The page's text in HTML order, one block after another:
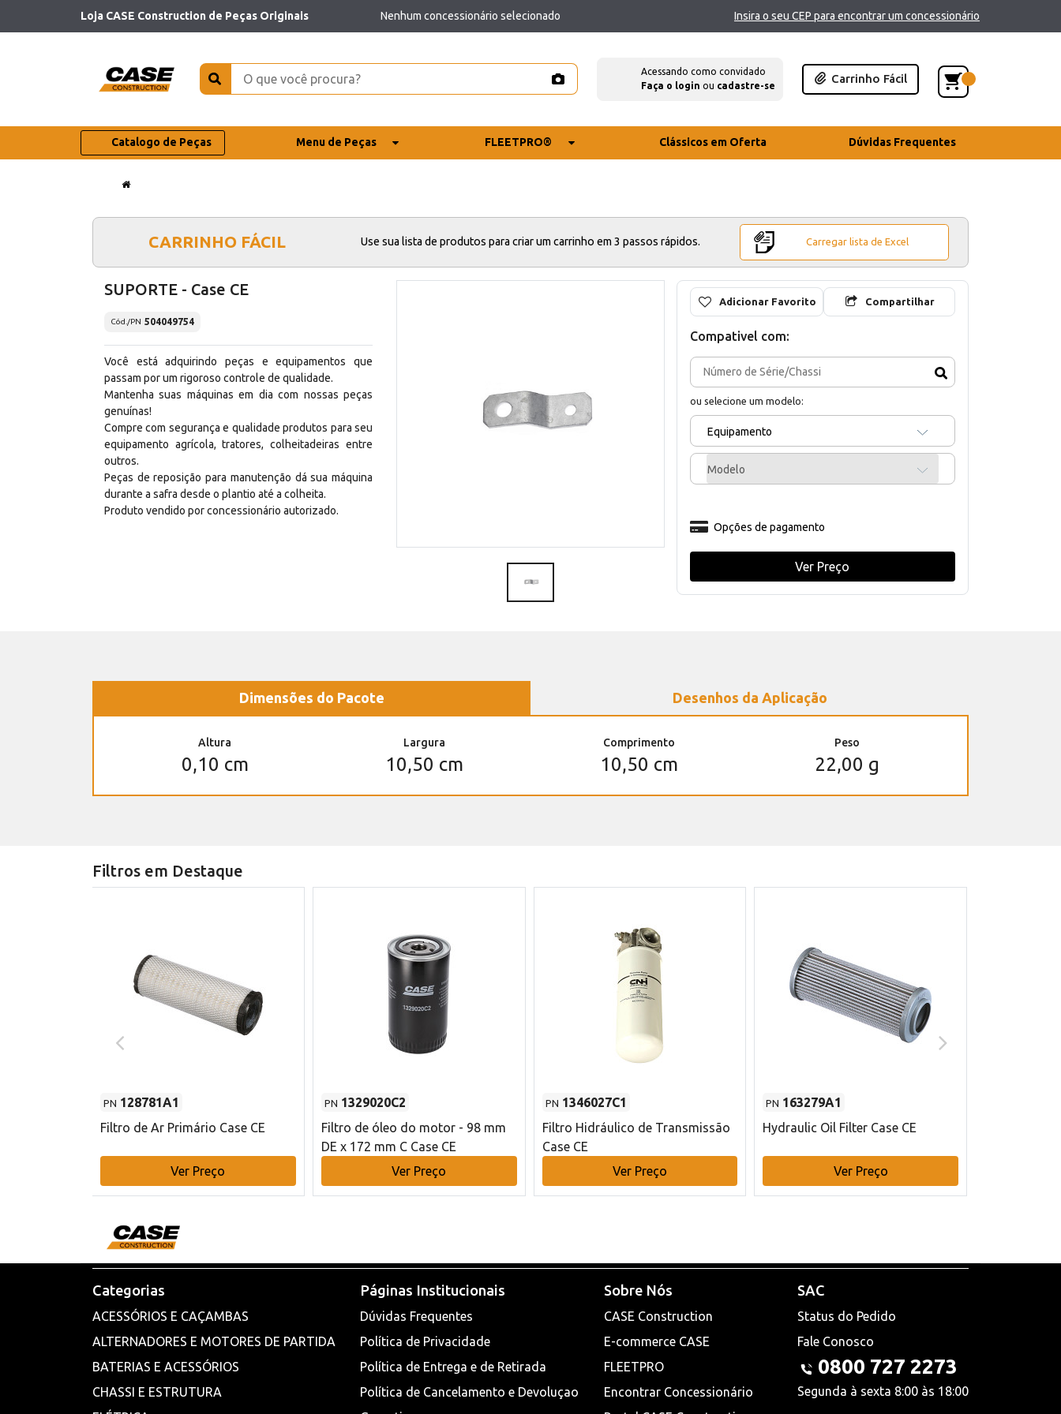
Loja CASE Construction de Peças Originais Nenhum concessionário selecionado Insira o seu CEP para encontrar um concessionário
Acessando como convidado
Faça o login ou cadastre-se
Carrinho Fácil
Catalogo de Peças Menu de Peças FLEETPRO® Clássicos em Oferta Dúvidas Frequentes
CARRINHO FÁCIL Use sua lista de produtos para criar um carrinho em 3 passos rápidos. Carregar lista de Excel
SUPORTE - Case CE
Cód./PN 504049754
Você está adquirindo peças e equipamentos que
passam por um rigoroso controle de qualidade.
Mantenha suas máquinas em dia com nossas peças
genuínas!
Compre com segurança e qualidade produtos para seu
equipamento agrícola, tratores, colheitadeiras entre
outros.
Peças de reposição para manutenção dá sua máquina
durante a safra desde o plantio até a colheita.
Produto vendido por concessionário autorizado.
Adicionar Favorito Compartilhar
Compativel com:
ou selecione um modelo:
Equipamento
Modelo
Opções de pagamento
Ver Preço
Dimensões do Pacote Desenhos da Aplicação
Altura
0,10 cm
Largura
10,50 cm
Comprimento
10,50 cm
Peso
22,00 g
Filtros em Destaque
PN 128781A1
Filtro de Ar Primário Case CE
Ver Preço
PN 1329020C2
Filtro de óleo do motor - 98 mm
DE x 172 mm C Case CE
Ver Preço
PN 1346027C1
Filtro Hidráulico de Transmissão
Case CE
Ver Preço
PN 163279A1
Hydraulic Oil Filter Case CE
Ver Preço
Categorias
ACESSÓRIOS E CAÇAMBAS
ALTERNADORES E MOTORES DE PARTIDA
BATERIAS E ACESSÓRIOS
CHASSI E ESTRUTURA
Páginas Institucionais
Dúvidas Frequentes
Política de Privacidade
Política de Entrega e de Retirada
Política de Cancelamento e Devoluçao
Sobre Nós
CASE Construction
E-commerce CASE
FLEETPRO
Encontrar Concessionário
SAC
Status do Pedido
Fale Conosco
0800 727 2273
Segunda à sexta 8:00 às 18:00